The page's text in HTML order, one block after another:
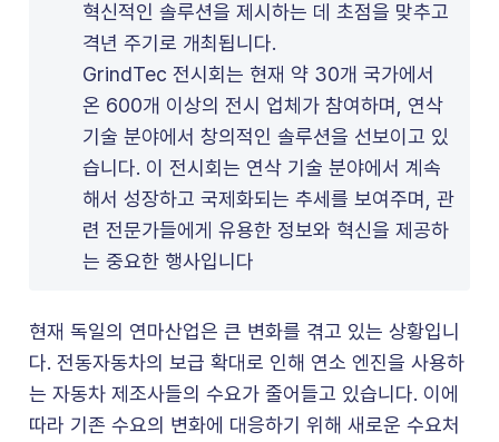
혁신적인 솔루션을 제시하는 데 초점을 맞추고
격년 주기로 개최됩니다.
GrindTec 전시회는 현재 약 30개 국가에서
온 600개 이상의 전시 업체가 참여하며, 연삭
기술 분야에서 창의적인 솔루션을 선보이고 있
습니다. 이 전시회는 연삭 기술 분야에서 계속
해서 성장하고 국제화되는 추세를 보여주며, 관
련 전문가들에게 유용한 정보와 혁신을 제공하
는 중요한 행사입니다
현재 독일의 연마산업은 큰 변화를 겪고 있는 상황입니
다. 전동자동차의 보급 확대로 인해 연소 엔진을 사용하
는 자동차 제조사들의 수요가 줄어들고 있습니다. 이에
따라 기존 수요의 변화에 대응하기 위해 새로운 수요처